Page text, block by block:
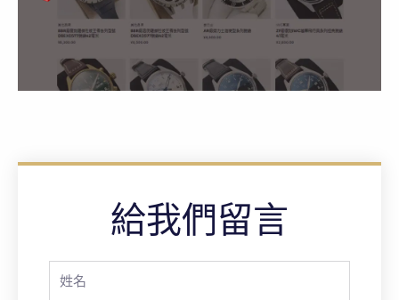
給我們留言
Name